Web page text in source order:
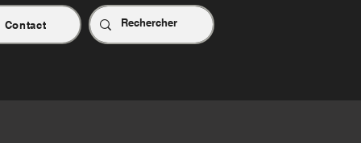
Contact